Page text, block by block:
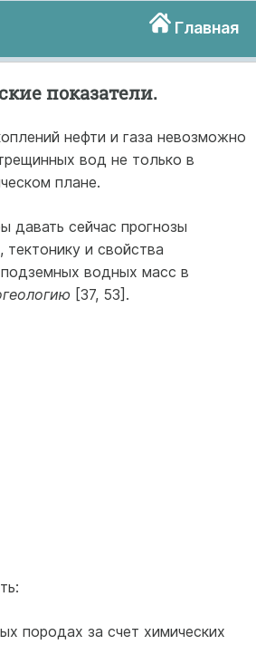
Главная
показатели.
нефти и газа невозможно
вод не только в
плане.
давать сейчас прогнозы
и свойства
водных масс в
[37, 53].
породах за счет химических